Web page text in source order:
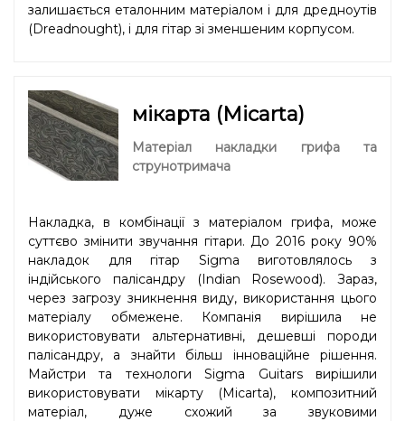
залишається еталонним матеріалом і для дредноутів
(Dreadnought), і для гітар зі зменшеним корпусом.
мікарта (Micarta)
Матеріал накладки грифа та
струнотримача
Накладка, в комбінації з матеріалом грифа, може
суттєво змінити звучання гітари. До 2016 року 90%
накладок для гітар Sigma виготовлялось з
індійського палісандру (Indian Rosewood). Зараз,
через загрозу зникнення виду, використання цього
матеріалу обмежене. Компанія вирішила не
використовувати альтернативні, дешевші породи
палісандру, а знайти більш інноваційне рішення.
Майстри та технологи Sigma Guitars вирішили
використовувати мікарту (Micarta), композитний
матеріал, дуже схожий за звуковими